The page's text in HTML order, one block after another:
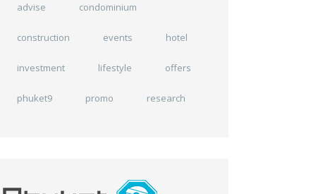
advise condominium
construction events hotel
investment lifestyle offers
phuket9 promo research